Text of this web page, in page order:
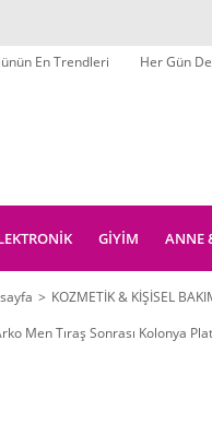
En Trendleri Her Gün
GİYİM ANNE
KOZMETİK & KİŞİSEL